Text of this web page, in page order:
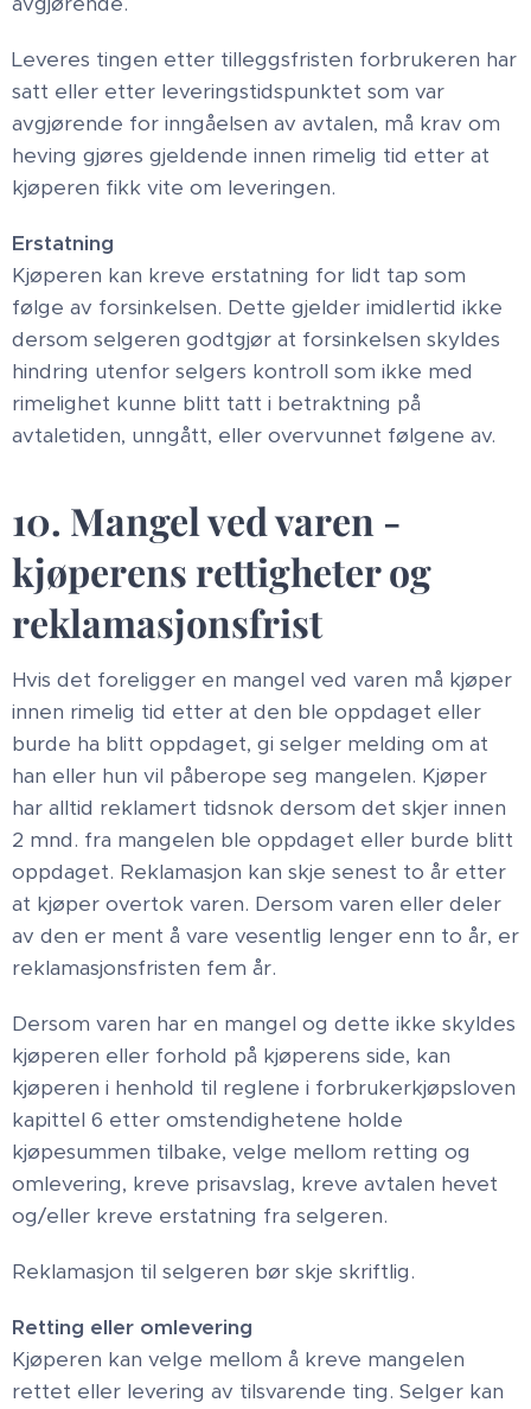
Leveres tingen etter tilleggsfristen forbrukeren har
satt eller etter leveringstidspunktet som var
avgjørende for inngåelsen av avtalen, må krav om
heving gjøres gjeldende innen rimelig tid etter at
kjøperen fikk vite om leveringen.
Erstatning
Kjøperen kan kreve erstatning for lidt tap som
følge av forsinkelsen. Dette gjelder imidlertid ikke
dersom selgeren godtgjør at forsinkelsen skyldes
hindring utenfor selgers kontroll som ikke med
rimelighet kunne blitt tatt i betraktning på
avtaletiden, unngått, eller overvunnet følgene av.
10. Mangel ved varen -
kjøperens rettigheter og
reklamasjonsfrist
Hvis det foreligger en mangel ved varen må kjøper
innen rimelig tid etter at den ble oppdaget eller
burde ha blitt oppdaget, gi selger melding om at
han eller hun vil påberope seg mangelen. Kjøper
har alltid reklamert tidsnok dersom det skjer innen
2 mnd. fra mangelen ble oppdaget eller burde blitt
oppdaget. Reklamasjon kan skje senest to år etter
at kjøper overtok varen. Dersom varen eller deler
av den er ment å vare vesentlig lenger enn to år, er
reklamasjonsfristen fem år.
Dersom varen har en mangel og dette ikke skyldes
kjøperen eller forhold på kjøperens side, kan
kjøperen i henhold til reglene i forbrukerkjøpsloven
kapittel 6 etter omstendighetene holde
kjøpesummen tilbake, velge mellom retting og
omlevering, kreve prisavslag, kreve avtalen hevet
og/eller kreve erstatning fra selgeren.
Reklamasjon til selgeren bør skje skriftlig.
Retting eller omlevering
Kjøperen kan velge mellom å kreve mangelen
rettet eller levering av tilsvarende ting. Selger kan